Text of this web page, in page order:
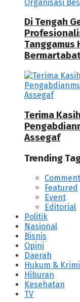
Di Tengah
Tanggamus
Terima
Assegaf
Trending
Featured
Event
Editorial
Politik
Nasional
Bisnis
Opini
Daerah
Hukum &
Hiburan
Kesehatan
TV